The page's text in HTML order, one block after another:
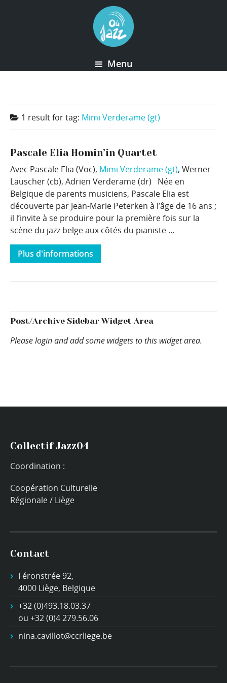
Menu
1 result fortag: Mimi Verderame (gt)
Pascale Elia Homin’in Quartet
Avec Pascale Elia (Voc), Mimi Verderame (gt), Werner
Lauscher (cb), Adrien Verderame (dr) Née en
Belgique de parents musiciens, Pascale Elia est
découverte par Jean-Marie Peterken à l’âge de 16 ans ;
il l’invite à se produire pour la première fois sur la
scène du jazz belge aux côtés du pianiste ...
Plus d'informations
Post/Archive Sidebar Widget Area
Please login and add some widgets to this widget area.
Collectif Jazz04
Coordination :
Coopération Culturelle
Régionale / Liège
Contact
Féronstrée 92,
4000 Liège, Belgique
+32 (0)493.18.03.37
ou +32 (0)4 279.56.06
nina.cavillot@ccrliege.be